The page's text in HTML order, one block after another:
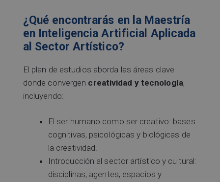
¿Qué encontrarás en la Maestría
en Inteligencia Artificial Aplicada
al Sector Artístico?
El plan de estudios aborda las áreas clave
donde convergen creatividad y tecnología,
incluyendo:
El ser humano como ser creativo: bases
cognitivas, psicológicas y biológicas de
la creatividad.
Introducción al sector artístico y cultural:
disciplinas, agentes, espacios y